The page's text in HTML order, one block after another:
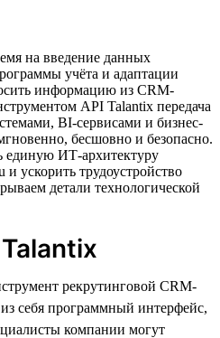
на введение данных
учёта и адаптации
информацию из CRM-
API Talantix передача
BI-сервисами и бизнес-
бесшовно и безопасно.
единую ИТ-архитектуру
и ускорить трудоустройство
детали технологической
рекрутинговой СRM-
себя программный интерфейс,
компании могут